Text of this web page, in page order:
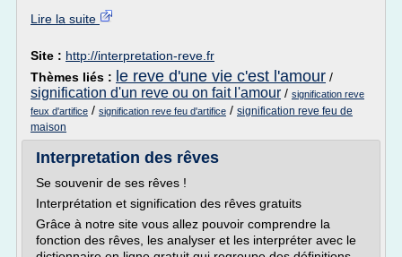
Lire la suite
Site : http://interpretation-reve.fr
Thèmes liés : le reve d'une vie c'est l'amour /
signification d'un reve ou on fait l'amour / signification reve
feux d'artifice / signification reve feu d'artifice / signification reve feu de
maison
Interpretation des rêves
Se souvenir de ses rêves !
Interprétation et signification des rêves gratuits
Grâce à notre site vous allez pouvoir comprendre la
fonction des rêves, les analyser et les interpréter avec le